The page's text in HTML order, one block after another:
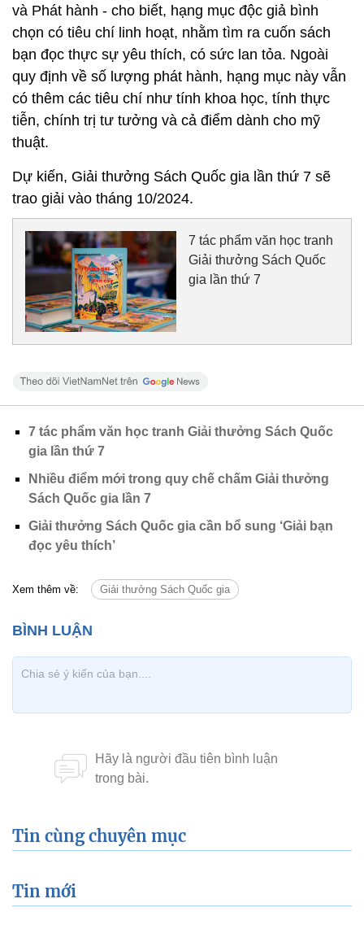
và Phát hành - cho biết, hạng mục độc giả bình
chọn có tiêu chí linh hoạt, nhằm tìm ra cuốn sách
bạn đọc thực sự yêu thích, có sức lan tỏa. Ngoài
quy định về số lượng phát hành, hạng mục này vẫn
có thêm các tiêu chí như tính khoa học, tính thực
tiễn, chính trị tư tưởng và cả điểm dành cho mỹ
thuật.
Dự kiến, Giải thưởng Sách Quốc gia lần thứ 7 sẽ
trao giải vào tháng 10/2024.
7 tác phẩm văn học tranh
Giải thưởng Sách Quốc
gia lần thứ 7
7 tác phẩm văn học tranh Giải thưởng Sách Quốc
gia lần thứ 7
Nhiều điểm mới trong quy chế chấm Giải thưởng
Sách Quốc gia lần 7
Giải thưởng Sách Quốc gia cần bổ sung ‘Giải bạn
đọc yêu thích’
Xem thêm về: Giải thưởng Sách Quốc gia
Tin cùng chuyên mục
Tin mới